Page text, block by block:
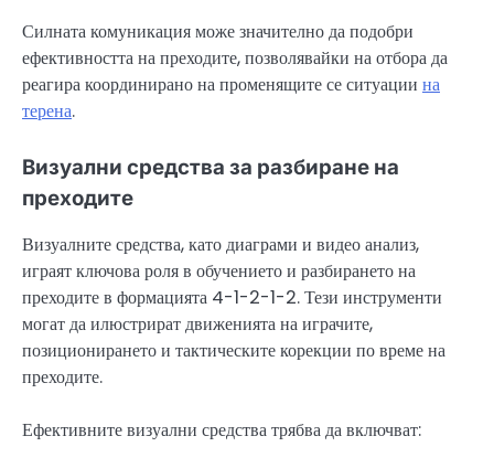
Силната комуникация може значително да подобри
ефективността на преходите, позволявайки на отбора да
реагира координирано на променящите се ситуации на
терена.
Визуални средства за разбиране на
преходите
Визуалните средства, като диаграми и видео анализ,
играят ключова роля в обучението и разбирането на
преходите в формацията 4-1-2-1-2. Тези инструменти
могат да илюстрират движенията на играчите,
позиционирането и тактическите корекции по време на
преходите.
Ефективните визуални средства трябва да включват: